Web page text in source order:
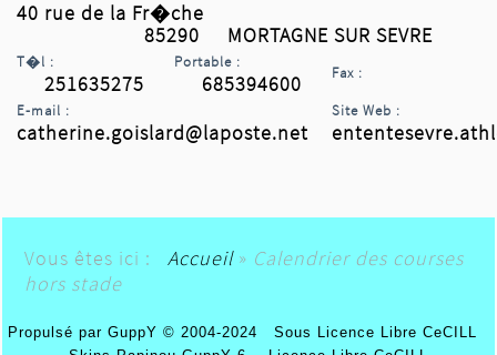
40 rue de la Fr�che
85290 MORTAGNE SUR SEVRE
T�l :
251635275
Portable :
685394600
Fax :
E-mail :
catherine.goislard@laposte.net
Site Web :
Vous êtes ici : Accueil » Calendrier des courses
hors stade
Propulsé par GuppY© 2004-2024
Sous Licence Libre CeCILL